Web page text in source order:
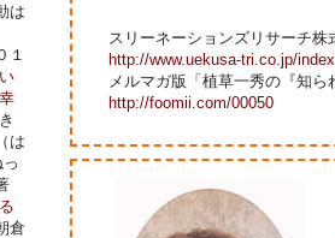
スリーネーションズリサーチ株
http://www.uekusa-tri.co.jp/
メルマガ版「植草一秀の『知ら
http://foomii.com/00050
は
１
（は
倉